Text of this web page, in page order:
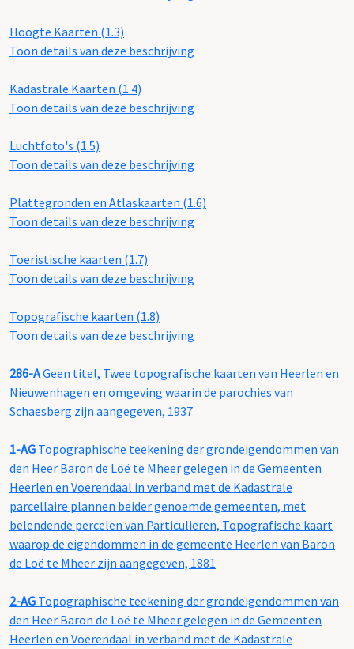
Hoogte Kaarten (1.3)
Toon details van deze beschrijving
Kadastrale Kaarten (1.4)
Toon details van deze beschrijving
Luchtfoto's (1.5)
Toon details van deze beschrijving
Plattegronden en Atlaskaarten (1.6)
Toon details van deze beschrijving
Toeristische kaarten (1.7)
Toon details van deze beschrijving
Topografische kaarten (1.8)
Toon details van deze beschrijving
286-AGeen titel, Twee topografische kaarten van Heerlen en
Nieuwenhagen en omgeving waarin de parochies van
Schaesberg zijn aangegeven, 1937
1-AG Topographische teekening der grondeigendommen van
den Heer Baron de Loë te Mheer gelegen in de Gemeenten
Heerlen en Voerendaal in verband met de Kadastrale
parcellaire plannen beider genoemde gemeenten, met
belendende percelen van Particulieren, Topografische kaart
waarop de eigendommen in de gemeente Heerlen van Baron
de Loë te Mheer zijn aangegeven, 1881
2-AG Topographische teekening der grondeigendommen van
den Heer Baron de Loë te Mheer gelegen in de Gemeenten
Heerlen en Voerendaal in verband met de Kadastrale